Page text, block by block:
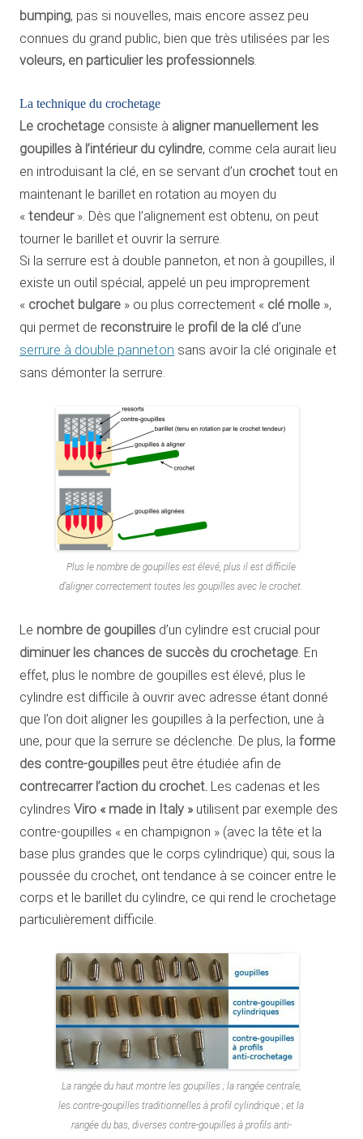
bumping, pas si nouvelles, mais encore assez peu
connues du grand public, bien que très utilisées par les
voleurs, en particulier les professionnels.
La technique du crochetage
Le crochetage consiste à aligner manuellement les
goupilles à l’intérieur du cylindre, comme cela aurait lieu
en introduisant la clé, en se servant d’un crochet tout en
maintenant le barillet en rotation au moyen du
« tendeur». Dès que l’alignement est obtenu, on peut
tourner le barillet et ouvrir la serrure.
Si la serrure est à double panneton, et non à goupilles, il
existe un outil spécial, appelé un peu improprement
« crochet bulgare » ou plus correctement « clé molle »,
qui permet de reconstruire le profil de la clé d’une
serrure à double panneton sans avoir la clé originale et
sans démonter la serrure.
Plus le nombre de goupilles est élevé, plus il est difficile
d’aligner correctement toutes les goupilles avec le crochet.
Le nombre de goupilles d’un cylindre est crucial pour
diminuer les chances de succès du crochetage. En
effet, plus le nombre de goupilles est élevé, plus le
cylindre est difficile à ouvrir avec adresse étant donné
que l’on doit aligner les goupilles à la perfection, une à
une, pour que la serrure se déclenche. De plus, la forme
des contre-goupilles peut être étudiée afin de
contrecarrer l’action du crochet. Les cadenas et les
cylindres Viro « made in Italy »utilisent par exemple des
contre-goupilles « en champignon » (avec la tête et la
base plus grandes que le corps cylindrique) qui, sous la
poussée du crochet, ont tendance à se coincer entre le
corps et le barillet du cylindre, ce qui rend le crochetage
particulièrement difficile.
La rangée du haut montre les goupilles ; la rangée centrale,
les contre-goupilles traditionnelles à profil cylindrique ; et la
rangée du bas, diverses contre-goupilles à profils anti-